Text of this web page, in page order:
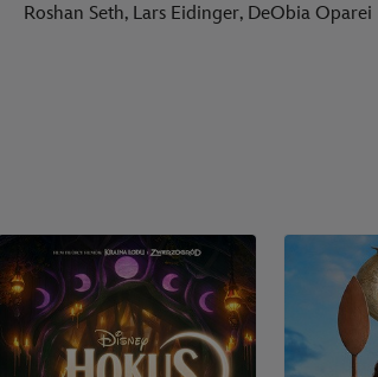
Roshan Seth, Lars Eidinger, DeObia Oparei